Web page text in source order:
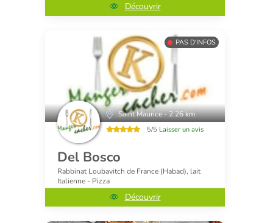
Découvrir
PAS D'INFOS
Saint Maurice - 2.26 km
5/5 Laisser un avis
Del Bosco
Rabbinat Loubavitch de France (Habad), lait
Italienne - Pizza
Découvrir